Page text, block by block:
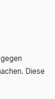
Diese